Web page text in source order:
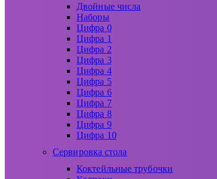
Двойные числа
Наборы
Цифра 0
Цифра 1
Цифра 2
Цифра 3
Цифра 4
Цифра 5
Цифра 6
Цифра 7
Цифра 8
Цифра 9
Цифра 10
Сервировка стола
Коктейльные трубочки